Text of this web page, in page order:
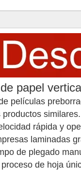
papel
películas
rápida y
laminadas
de plegado
de hoja